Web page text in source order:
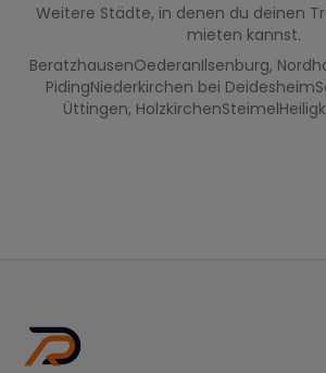
Weitere Städte, in denen du deinen
mieten kannst.
BeratzhausenOederanIlsenburg,
PidingNiederkirchen bei Deidesheim
Üttingen, HolzkirchenSteimel